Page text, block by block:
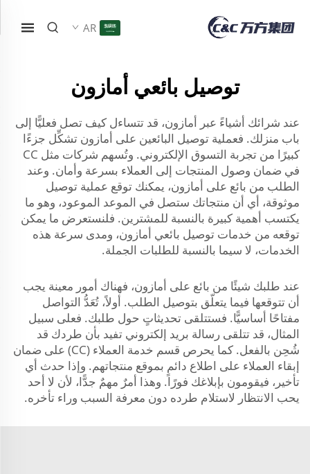
AR
توصيل بائعي أمازون
عند شرائك أشياءً عبر أمازون، قد تتساءل كيف تصل فعليًّا إلى
باب منزلك. فعملية توصيل البائعين على أمازون تشكِّل جزءًا
كبيرًا من تجربة التسوق الإلكتروني. وتُسهم شركات مثل CC
في ضمان وصول المنتجات إلى العملاء بسرعة وأمان. وعند
الطلب من بائع على أمازون، يمكنك توقع عملية توصيل
موثوقة، أي أن منتجاتك ستصل في الموعد الموعود، وهو ما
يكتسب أهمية كبيرة بالنسبة للمشترين. فلنستعرض ما يمكن
توقعه من خدمات توصيل بائعي أمازون، ومدى سرعة هذه
الخدمات، لا سيما بالنسبة للطلبات الجملة.
عند طلبك شيئًا من بائع على أمازون، فهناك أمور معينة يجب
أن تتوقعها فيما يتعلّق بتوصيل الطلب. أولاً، تُعَدُّ التواصل
مفتاحًا أساسيًّا. فستتلقى تحديثاتٍ حول طلبك. فعلى سبيل
المثال، قد تتلقى رسالة بريد إلكتروني تفيد بأن طردك قد
شُحِن بالفعل. كما يحرص قسم خدمة العملاء (CC) على ضمان
إبقاء العملاء على اطلاع دائمٍ بموقع منتجاتهم. وإذا حدث أي
تأخير، فيقومون بإبلاغك فورًا. وهذا أمرٌ مهمٌ جدًّا، لأن لا أحد
يحب الانتظار لاستلام طرده دون معرفة السبب وراء تأخره.